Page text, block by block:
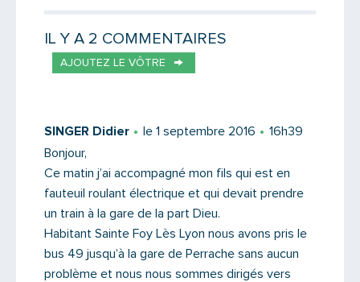
Message
IL Y A 2 COMMENTAIRES
AJOUTEZ LE VÔTRE
SINGER Didier le 1 septembre 2016
16h39
Bonjour,
Ce matin j’ai accompagné mon fils qui est en
fauteuil roulant électrique et qui devait prendre
un train à la gare de la part Dieu.
Habitant Sainte Foy Lès Lyon nous avons pris le
bus 49 jusqu’à la gare de Perrache sans aucun
problème et nous nous sommes dirigés vers